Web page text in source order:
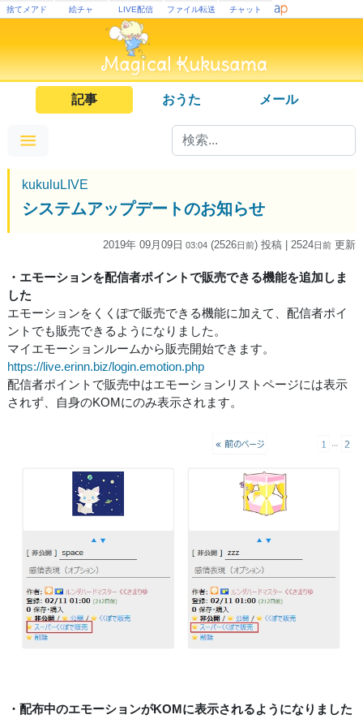
捨てメアド 絵チャ LIVE配信 ファイル転送 チャット
記事 おうた メール
kukuluLIVE
システムアップデートのお知らせ
2019年 09月09日 03:04 (2526日前) 投稿 | 2524日前 更新
・エモーションを配信者ポイントで販売できる機能を追加しま
した
エモーションをくくぽで販売できる機能に加えて、配信者ポイ
ントでも販売できるようになりました。
マイエモーションルームから販売開始できます。
https://live.erinn.biz/login.emotion.php
配信者ポイントで販売中はエモーションリストページには表示
されず、自身のKOMにのみ表示されます。
・配布中のエモーションがKOMに表示されるようになりました